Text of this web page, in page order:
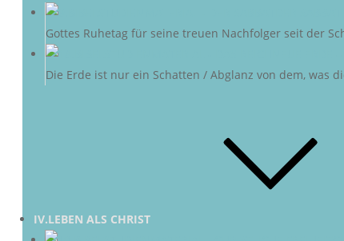
Gottes Ruhetag für seine treuen Nachfolger seit der
Die Erde ist nur ein Schatten / Abglanz von dem, was
IV.LEBEN ALS CHRIST